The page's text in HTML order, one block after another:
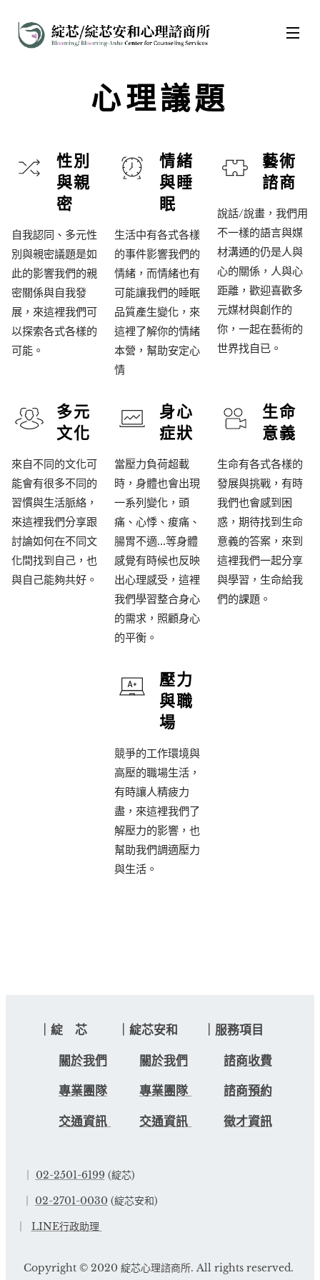
心理議題
性別
與親
密
自我認同、多元性
別與親密議題是如
此的影響我們的親
密關係與自我發
展，來這裡我們可
以探索各式各樣的
可能。
情緒
與睡
眠
生活中有各式各樣
的事件影響我們的
情緒，而情緒也有
可能讓我們的睡眠
品質產生變化，來
這裡了解你的情緒
本營，幫助安定心
情
藝術
諮商
說話/說畫，我們用
不一樣的語言與媒
材溝通的仍是人與
心的關係，人與心
距離，歡迎喜歡多
元媒材與創作的
你，一起在藝術的
世界找自已。
多元
文化
來自不同的文化可
能會有很多不同的
習慣與生活脈絡，
來這裡我們分享跟
討論如何在不同文
化間找到自己，也
與自己能夠共好。
身心
症狀
當壓力負荷超載
時，身體也會出現
一系列變化，頭
痛、心悸、痠痛、
腸胃不適...等身體
感覺有時候也反映
出心理感受，這裡
我們學習整合身心
的需求，照顧身心
的平衡。
生命
意義
生命有各式各樣的
發展與挑戰，有時
我們也會感到困
惑，期待找到生命
意義的答案，來到
這裡我們一起分享
與學習，生命給我
們的課題。
壓力
與職
場
競爭的工作環境與
高壓的職場生活，
有時讓人精疲力
盡，來這裡我們了
解壓力的影響，也
幫助我們調適壓力
與生活。
｜綻 芯 ｜綻芯安和 ｜服務項目
關於我們 關於我們 諮商收費
專業團隊 專業團隊 諮商預約
交通資訊 交通資訊 徵才資訊
02-2501-6199 (綻芯)
02-2701-0030 (綻芯安和)
LINE行政助理
Copyright © 2020 綻芯心理諮商所. All rights reserved.